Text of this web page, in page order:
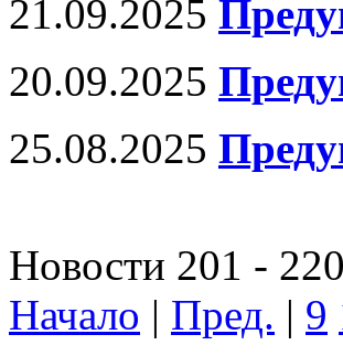
21.09.2025
20.09.2025
25.08.2025
Новости 201 -
Начало | Пред. | 9